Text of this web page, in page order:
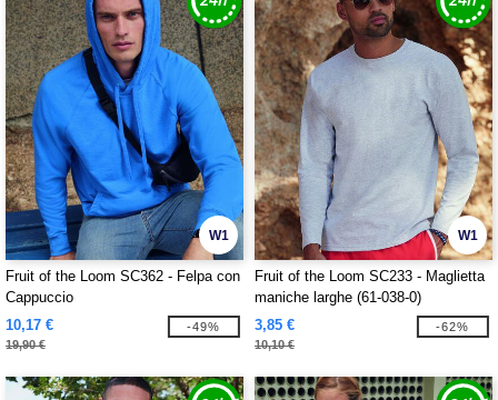
W1
Fruit of the Loom SC362 - Felpa con
Cappuccio
10,17 €
19,90 €
-49%
W1
Fruit of the Loom SC233 - Maglietta
maniche larghe (61-038-0)
3,85 €
10,10 €
-62%